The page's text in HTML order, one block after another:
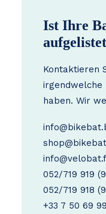
Ist Ihre
Kontaktieren
irgendwelche
haben. Wir
052/719 919
052/719 918
+33 7 50 69